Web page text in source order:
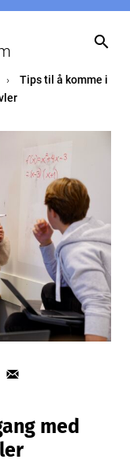
search
›
Tips til å komme i
med